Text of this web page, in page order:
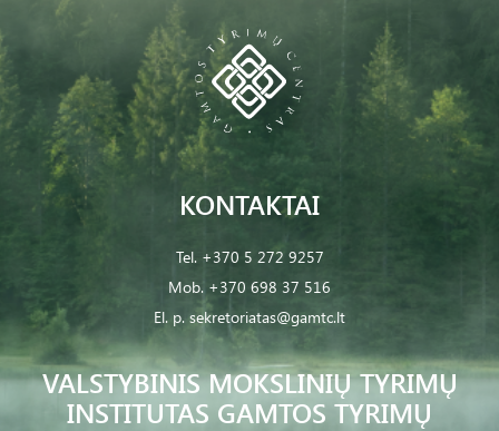
VALSTYBINIS MOKSLINIŲ TYRIMŲ
INSTITUTAS GAMTOS TYRIMŲ
KONTAKTAI
Tel. +370 5 272 9257
Mob. +370 698 37 516
El. p. sekretoriatas@gamtc.lt